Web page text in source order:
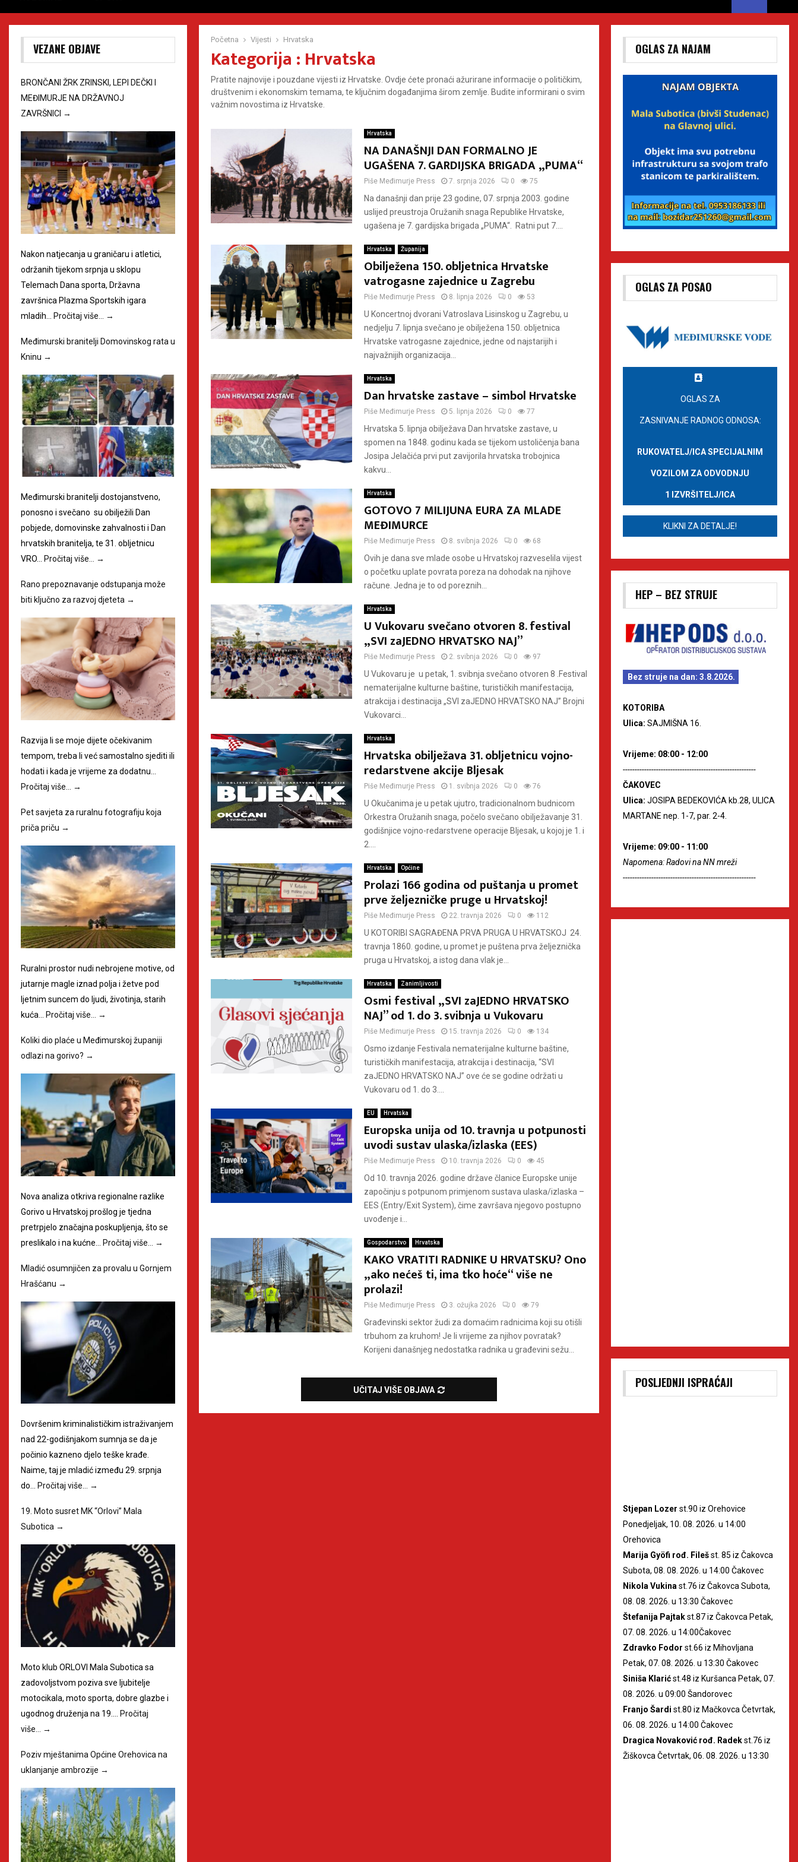
Početna Vijesti Hrvatska
Kategorija : Hrvatska
Pratite najnovije i pouzdane vijesti iz Hrvatske. Ovdje ćete pronaći ažurirane informacije o političkim,
društvenim i ekonomskim temama, te ključnim događanjima širom zemlje. Budite informirani o svim
važnim novostima iz Hrvatske.
Hrvatska
NA DANAŠNJI DAN FORMALNO JE
UGAŠENA 7. GARDIJSKA BRIGADA „PUMA“
Piše Međimurje Press 7. srpnja 2026 0 75
Na današnji dan prije 23 godine, 07. srpnja 2003. godine
uslijed preustroja Oružanih snaga Republike Hrvatske,
ugašena je 7. gardijska brigada „PUMA“. Ratni put 7....
Hrvatska Županija
Obilježena 150. obljetnica Hrvatske
vatrogasne zajednice u Zagrebu
Piše Međimurje Press 8. lipnja 2026 0 53
U Koncertnoj dvorani Vatroslava Lisinskog u Zagrebu, u
nedjelju 7. lipnja svečano je obilježena 150. obljetnica
Hrvatske vatrogasne zajednice, jedne od najstarijih i
najvažnijih organizacija...
Hrvatska
Dan hrvatske zastave – simbol Hrvatske
Piše Međimurje Press 5. lipnja 2026 0 77
Hrvatska 5. lipnja obilježava Dan hrvatske zastave, u
spomen na 1848. godinu kada se tijekom ustoličenja bana
Josipa Jelačića prvi put zavijorila hrvatska trobojnica
kakvu...
Hrvatska
GOTOVO 7 MILIJUNA EURA ZA MLADE
MEĐIMURCE
Piše Međimurje Press 8. svibnja 2026 0 68
Ovih je dana sve mlade osobe u Hrvatskoj razveselila vijest
o početku uplate povrata poreza na dohodak na njihove
račune. Jedna je to od poreznih...
Hrvatska
U Vukovaru svečano otvoren 8. festival
„SVI zaJEDNO HRVATSKO NAJ”
Piše Međimurje Press 2. svibnja 2026 0 97
U Vukovaru je u petak, 1. svibnja svečano otvoren 8 .Festival
nematerijalne kulturne baštine, turističkih manifestacija,
atrakcija i destinacija „SVI zaJEDNO HRVATSKO NAJ” Brojni
Vukovarci...
Hrvatska
Hrvatska obilježava 31. obljetnicu vojno-
redarstvene akcije Bljesak
Piše Međimurje Press 1. svibnja 2026 0 76
U Okučanima je u petak ujutro, tradicionalnom budnicom
Orkestra Oružanih snaga, počelo svečano obilježavanje 31.
godišnjice vojno-redarstvene operacije Bljesak, u kojoj je 1. i
2....
Hrvatska Općine
Prolazi 166 godina od puštanja u promet
prve željezničke pruge u Hrvatskoj!
Piše Međimurje Press 22. travnja 2026 0 112
U KOTORIBI SAGRAĐENA PRVA PRUGA U HRVATSKOJ 24.
travnja 1860. godine, u promet je puštena prva željeznička
pruga u Hrvatskoj, a istog dana vlak je...
Hrvatska Zanimljivosti
Osmi festival „SVI zaJEDNO HRVATSKO
NAJ” od 1. do 3. svibnja u Vukovaru
Piše Međimurje Press 15. travnja 2026 0 134
Osmo izdanje Festivala nematerijalne kulturne baštine,
turističkih manifestacija, atrakcija i destinacija, “SVI
zaJEDNO HRVATSKO NAJ” ove će se godine održati u
Vukovaru od 1. do 3....
EU Hrvatska
Europska unija od 10. travnja u potpunosti
uvodi sustav ulaska/izlaska (EES)
Piše Međimurje Press 10. travnja 2026 0 45
Od 10. travnja 2026. godine države članice Europske unije
započinju s potpunom primjenom sustava ulaska/izlaska –
EES (Entry/Exit System), čime završava njegovo postupno
uvođenje i...
Gospodarstvo Hrvatska
KAKO VRATITI RADNIKE U HRVATSKU? Ono
„ako nećeš ti, ima tko hoće“ više ne
prolazi!
Piše Međimurje Press 3. ožujka 2026 0 79
Građevinski sektor žudi za domaćim radnicima koji su otišli
trbuhom za kruhom! Je li vrijeme za njihov povratak?
Korijeni današnjeg nedostatka radnika u građevini sežu...
UČITAJ VIŠE OBJAVA
VEZANE OBJAVE
BRONČANI ŽRK ZRINSKI, LEPI DEČKI I
MEĐIMURJE NA DRŽAVNOJ
ZAVRŠNICI →
Nakon natjecanja u graničaru i atletici,
održanih tijekom srpnja u sklopu
Telemach Dana sporta, Državna
završnica Plazma Sportskih igara
mladih…
Pročitaj više… →
Međimurski branitelji Domovinskog rata u
Kninu →
Međimurski branitelji dostojanstveno,
ponosno i svečano su obilježili Dan
pobjede, domovinske zahvalnosti i Dan
hrvatskih branitelja, te 31. obljetnicu
VRO… Pročitaj više… →
Rano prepoznavanje odstupanja može
biti ključno za razvoj djeteta →
Razvija li se moje dijete očekivanim
tempom, treba li već samostalno sjediti ili
hodati i kada je vrijeme za dodatnu…
Pročitaj više…
→
Pet savjeta za ruralnu fotografiju koja
priča priču →
Ruralni prostor nudi nebrojene motive, od
jutarnje magle iznad polja i žetve pod
ljetnim suncem do ljudi, životinja, starih
kuća…
Pročitaj više… →
Koliki dio plaće u Međimurskoj županiji
odlazi na gorivo? →
Nova analiza otkriva regionalne razlike
Gorivo u Hrvatskoj prošlog je tjedna
pretrpjelo značajna poskupljenja, što se
preslikalo i na kućne… Pročitaj više… →
Mladić osumnjičen za provalu u Gornjem
Hrašćanu →
Dovršenim kriminalističkim istraživanjem
nad 22-godišnjakom sumnja se da je
počinio kazneno djelo teške krađe.
Naime, taj je mladić između 29. srpnja
do… Pročitaj više… →
19. Moto susret MK “Orlovi” Mala
Subotica →
Moto klub ORLOVI Mala Subotica sa
zadovoljstvom poziva sve ljubitelje
motocikala, moto sporta, dobre glazbe i
ugodnog druženja na 19.…
Pročitaj
više…
→
Poziv mještanima Općine Orehovica na
uklanjanje ambrozije →
OGLAS ZA NAJAM
OGLAS ZA POSAO
OGLAS ZA
ZASNIVANJE RADNOG ODNOSA:
RUKOVATELJ/ICA SPECIJALNIM
VOZILOM ZA ODVODNJU
1 IZVRŠITELJ/ICA
KLIKNI ZA DETALJE!
HEP – BEZ STRUJE
Bez struje na dan: 3.8.2026.
KOTORIBA
Ulica: SAJMIŠNA 16.
Vrijeme: 08:00 - 12:00
--------------------------------------------------------
ČAKOVEC
Ulica: JOSIPA BEDEKOVIĆA kb.28, ULICA
MARTANE nep. 1-7, par. 2-4.
Vrijeme: 09:00 - 11:00
Napomena: Radovi na NN mreži
--------------------------------------------------------
POSLJEDNJI ISPRAĆAJI
Stjepan Lozer st.90 iz Orehovice
Ponedjeljak, 10. 08. 2026. u 14:00
Orehovica
Marija Gyöfi rođ. Filešst. 85 iz Čakovca
Subota, 08. 08. 2026. u 14:00 Čakovec
Nikola Vukina st.76 iz Čakovca Subota,
08. 08. 2026. u 13:30 Čakovec
Štefanija Pajtakst.87 iz Čakovca Petak,
07. 08. 2026. u 14:00Čakovec
Zdravko Fodor st.66 iz Mihovljana
Petak, 07. 08. 2026. u 13:30 Čakovec
Siniša Klarićst.48 iz Kuršanca Petak, 07.
08. 2026. u 09:00 Šandorovec
Franjo Šardi st.80 iz Mačkovca Četvrtak,
06. 08. 2026. u 14:00 Čakovec
Dragica Novaković rođ. Radekst.76 iz
Žiškovca Četvrtak, 06. 08. 2026. u 13:30